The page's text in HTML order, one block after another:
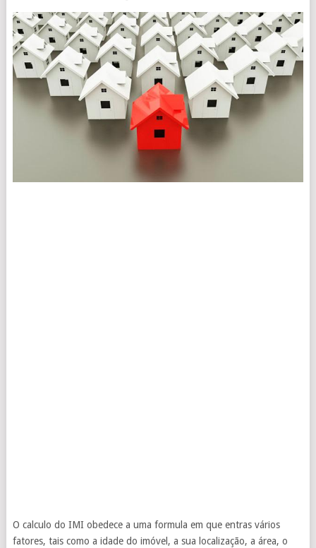
O calculo do IMI obedece a uma formula em que entras vários
fatores, tais como a idade do imóvel, a sua localização, a área, o